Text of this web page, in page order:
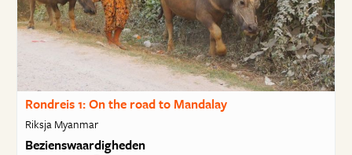
Rondreis 1: On the road to Mandalay
Riksja Myanmar
Bezienswaardigheden